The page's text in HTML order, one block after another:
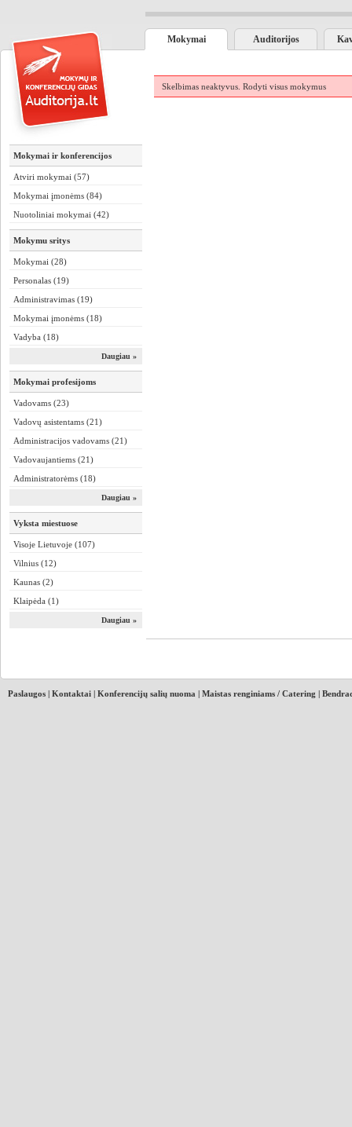
Mokymai Auditorijos
Mokymai ir konferencijos
Atviri mokymai (57)
Mokymai įmonėms (84)
Nuotoliniai mokymai (42)
Mokymu sritys
Mokymai (28)
Personalas (19)
Administravimas (19)
Mokymai įmonėms (18)
Vadyba (18)
Daugiau »
Mokymai profesijoms
Vadovams (23)
Vadovų asistentams (21)
Administracijos vadovams (21)
Vadovaujantiems (21)
Administratorėms (18)
Daugiau »
Vyksta miestuose
Visoje Lietuvoje (107)
Vilnius (12)
Kaunas (2)
Klaipėda (1)
Daugiau »
Skelbimas neaktyvus. Rodyti visus mokymus
Paslaugos | Kontaktai | Konferencijų salių nuoma | Maistas renginiams / Catering |